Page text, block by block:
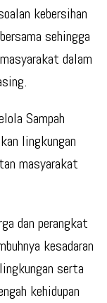
kebersihan
sehingga
dalam
Sampah
lingkungan
masyarakat
dan perangkat
kesadaran
serta
kehidupan